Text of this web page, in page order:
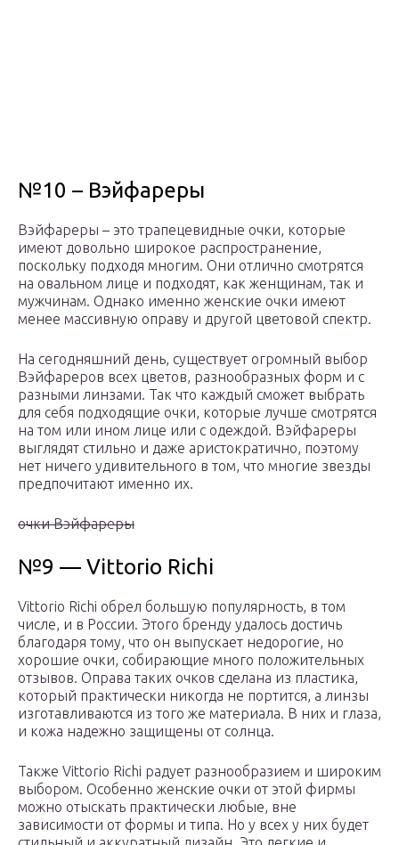
№10 – Вэйфареры
Вэйфареры – это трапецевидные очки, которые
имеют довольно широкое распространение,
поскольку подходя многим. Они отлично смотрятся
на овальном лице и подходят, как женщинам, так и
мужчинам. Однако именно женские очки имеют
менее массивную оправу и другой цветовой спектр.
На сегодняшний день, существует огромный выбор
Вэйфареров всех цветов, разнообразных форм и с
разными линзами. Так что каждый сможет выбрать
для себя подходящие очки, которые лучше смотрятся
на том или ином лице или с одеждой. Вэйфареры
выглядят стильно и даже аристократично, поэтому
нет ничего удивительного в том, что многие звезды
предпочитают именно их.
очки Вэйфареры
№9 — Vittorio Richi
Vittorio Richi обрел большую популярность, в том
числе, и в России. Этого бренду удалось достичь
благодаря тому, что он выпускает недорогие, но
хорошие очки, собирающие много положительных
отзывов. Оправа таких очков сделана из пластика,
который практически никогда не портится, а линзы
изготавливаются из того же материала. В них и глаза,
и кожа надежно защищены от солнца.
Также Vittorio Richi радует разнообразием и широким
выбором. Особенно женские очки от этой фирмы
можно отыскать практически любые, вне
зависимости от формы и типа. Но у всех у них будет